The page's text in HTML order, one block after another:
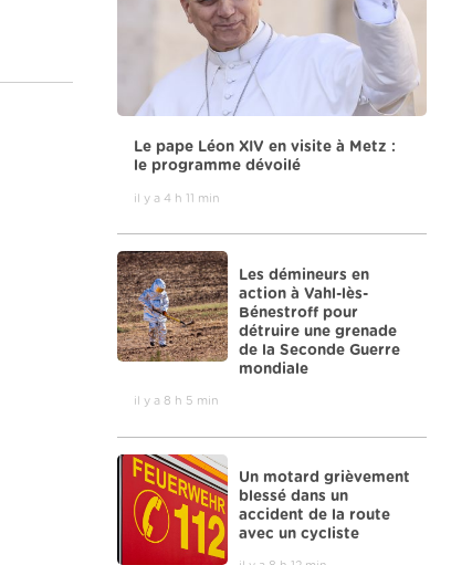
Le pape Léon XIV en visite à Metz :
le programme dévoilé
il y a 4 h 11 min
Les démineurs en
action à Vahl-lès-
Bénestroff pour
détruire une grenade
de la Seconde Guerre
mondiale
il y a 8 h 5 min
Un motard grièvement
blessé dans un
accident de la route
avec un cycliste